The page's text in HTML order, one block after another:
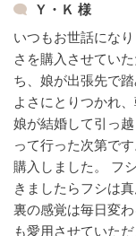
Ｙ・Ｋ 様
いつもお世話になり
さを購入させてい
ち、娘が出張先で
よさにとりつかれ
娘が結婚して引っ
って行った次第です
購入しました。
フ
きましたらフシは
裏の感覚は毎日変
も愛用させていただ